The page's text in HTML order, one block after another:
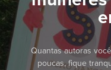
Quantas autoras
poucas, fique